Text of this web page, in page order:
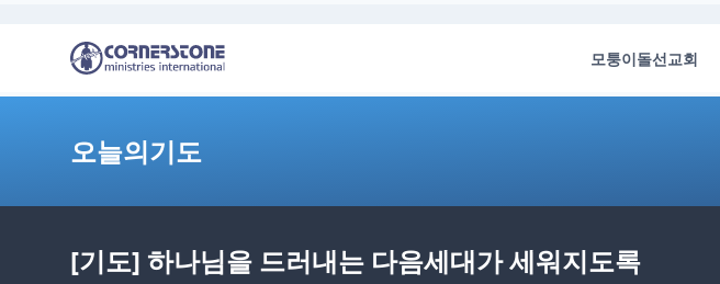
모퉁이돌선교회
오늘의기도
[기도] 하나님을 드러내는 다음세대가 세워지도록